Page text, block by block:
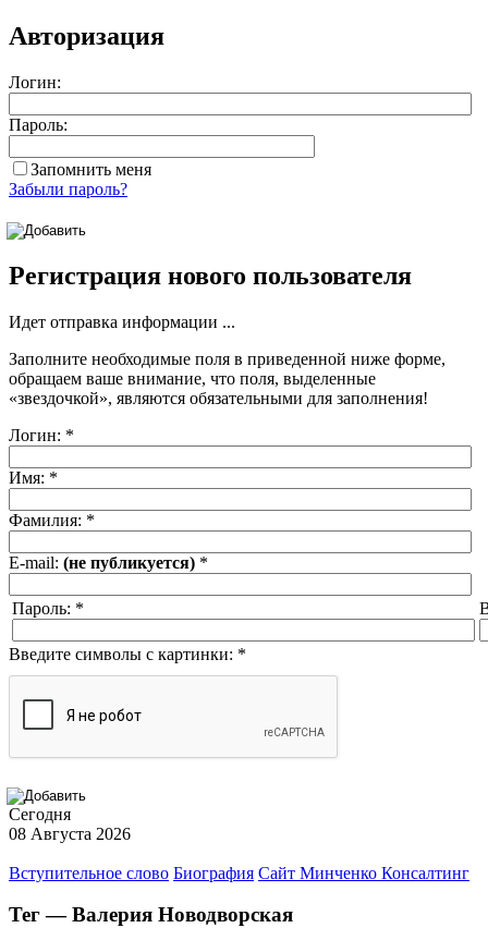
Авторизация
Логин:
Пароль:
Запомнить меня
Забыли пароль?
Регистрация нового пользователя
Идет отправка информации ...
Заполните необходимые поля в приведенной ниже форме,
обращаем ваше внимание, что поля, выделенные
«звездочкой», являются обязательными для заполнения!
Логин: *
Имя: *
Фамилия: *
E-mail: (не публикуется) *
Пароль: *
Введите символы с картинки: *
Сегодня
08 Августа 2026
Вступительное слово Биография Сайт Минченко Консалтинг
Тег — Валерия Новодворская